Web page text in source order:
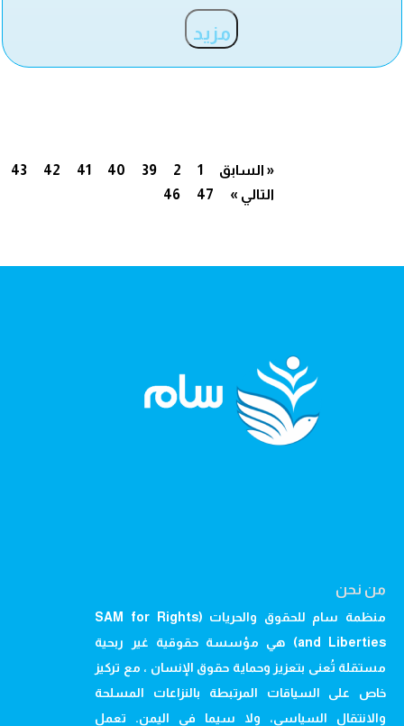
مزيد
« السابق 1
2
39
40
41
42
43
46
47 التالي »
من نحن
منظمة سام للحقوق والحريات (SAM for Rights
and Liberties) هي مؤسسة حقوقية غير ربحية
مستقلة تُعنى بتعزيز وحماية حقوق الإنسان ، مع تركيز
خاص على السياقات المرتبطة بالنزاعات المسلحة
والانتقال السياسي، ولا سيما في اليمن. تعمل